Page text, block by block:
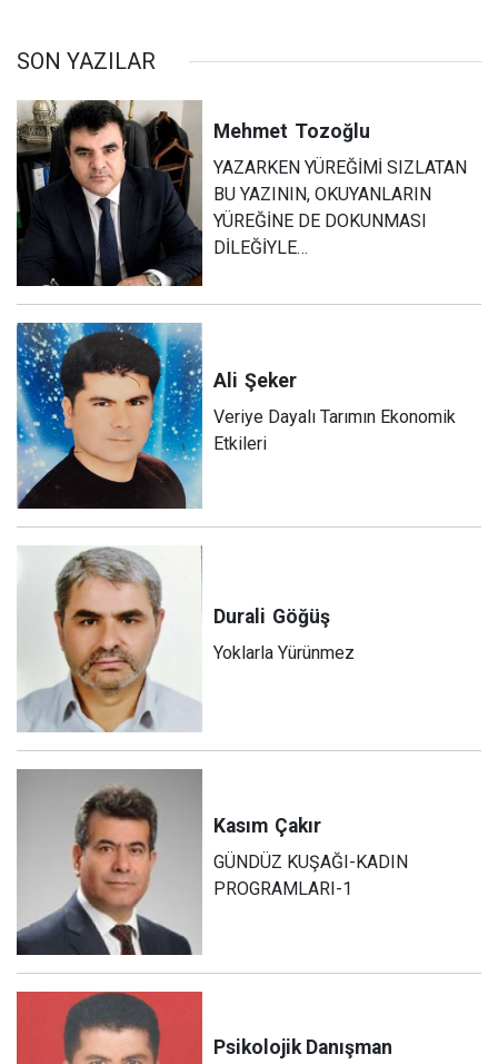
SON YAZILAR
Mehmet Tozoğlu
YAZARKEN YÜREĞİMİ SIZLATAN
BU YAZININ, OKUYANLARIN
YÜREĞİNE DE DOKUNMASI
DİLEĞİYLE…
Ali Şeker
Veriye Dayalı Tarımın Ekonomik
Etkileri
Durali Göğüş
Yoklarla Yürünmez
Kasım Çakır
GÜNDÜZ KUŞAĞI-KADIN
PROGRAMLARI-1
Psikolojik Danışman